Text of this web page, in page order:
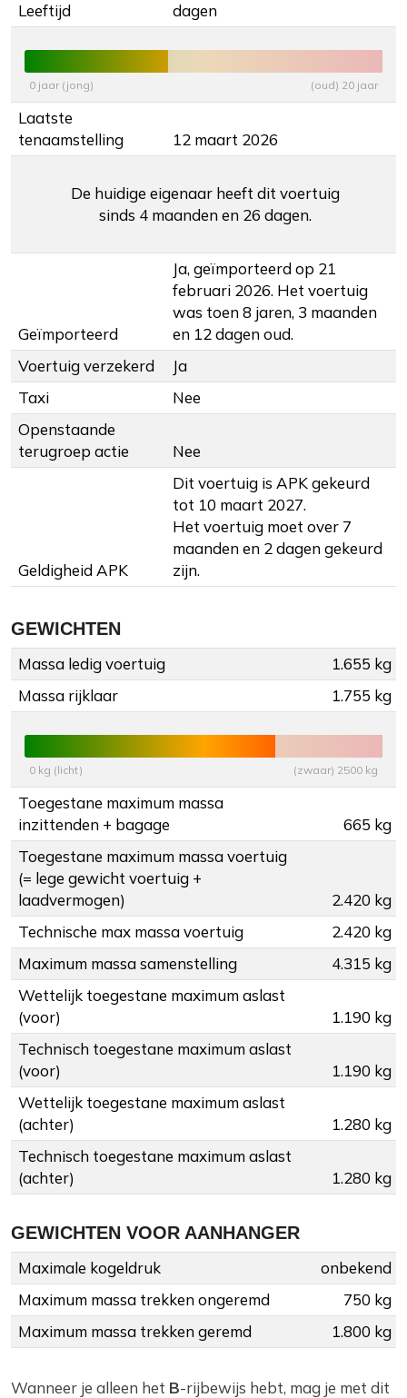
Leeftijd dagen
0 jaar (jong) (oud) 20 jaar
Laatste
tenaamstelling
12 maart 2026
De huidige eigenaar heeft dit voertuig
sinds 4 maanden en 26 dagen.
Geïmporteerd
Ja, geïmporteerd op 21
februari 2026. Het voertuig
was toen 8 jaren, 3 maanden
en 12 dagen oud.
Voertuig verzekerd
Ja
Taxi
Nee
Openstaande
terugroep actie
Nee
Geldigheid APK
Dit voertuig is APK gekeurd
tot 10 maart 2027.
Het voertuig moet over 7
maanden en 2 dagen gekeurd
zijn.
GEWICHTEN
Massa ledig voertuig
1.655 kg
Massa rijklaar
1.755 kg
0 kg (licht) (zwaar) 2500 kg
Toegestane maximum massa
inzittenden + bagage
665 kg
Toegestane maximum massa voertuig
(= lege gewicht voertuig +
laadvermogen)
2.420 kg
Technische max massa voertuig
2.420 kg
Maximum massa samenstelling
4.315 kg
Wettelijk toegestane maximum aslast
(voor)
1.190 kg
Technisch toegestane maximum aslast
(voor)
1.190 kg
Wettelijk toegestane maximum aslast
(achter)
1.280 kg
Technisch toegestane maximum aslast
(achter)
1.280 kg
GEWICHTEN VOOR AANHANGER
Maximale kogeldruk
onbekend
Maximum massa trekken ongeremd
750 kg
Maximum massa trekken geremd
1.800 kg
Wanneer je alleen het B-rijbewijs hebt, mag je met dit